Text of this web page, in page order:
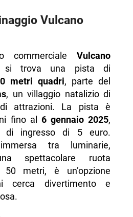
Vulcano
commercialeVulcano
trova una pista di
metri quadri, parte del
, un villaggio natalizio di
attrazioni. La pista è
fino al 6 gennaio 2025,
di ingresso di 5 euro.
tra luminarie,
spettacolare ruota
50 metri, è un’opzione
cerca divertimento e